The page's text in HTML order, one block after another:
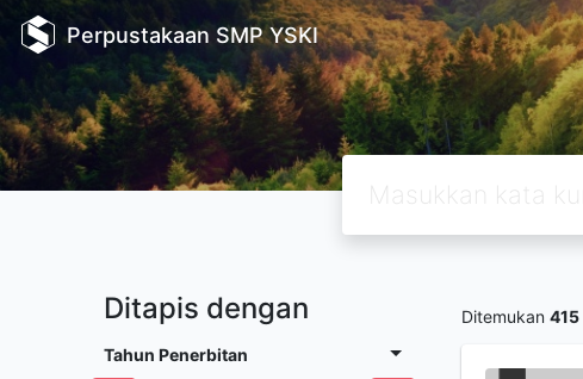
Perpustakaan SMP YSKI
Ditapis dengan
Tahun Penerbitan
Ditemukan 415